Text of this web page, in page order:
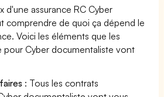
d'une assurance RC Cyber
comprendre de quoi ça dépend le
Voici les éléments que les
pour Cyber documentaliste vont
: Tous les contrats